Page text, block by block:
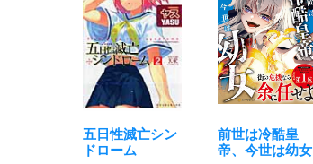
五日性滅亡シン
ドローム
前世は冷酷皇
帝、今世は幼女